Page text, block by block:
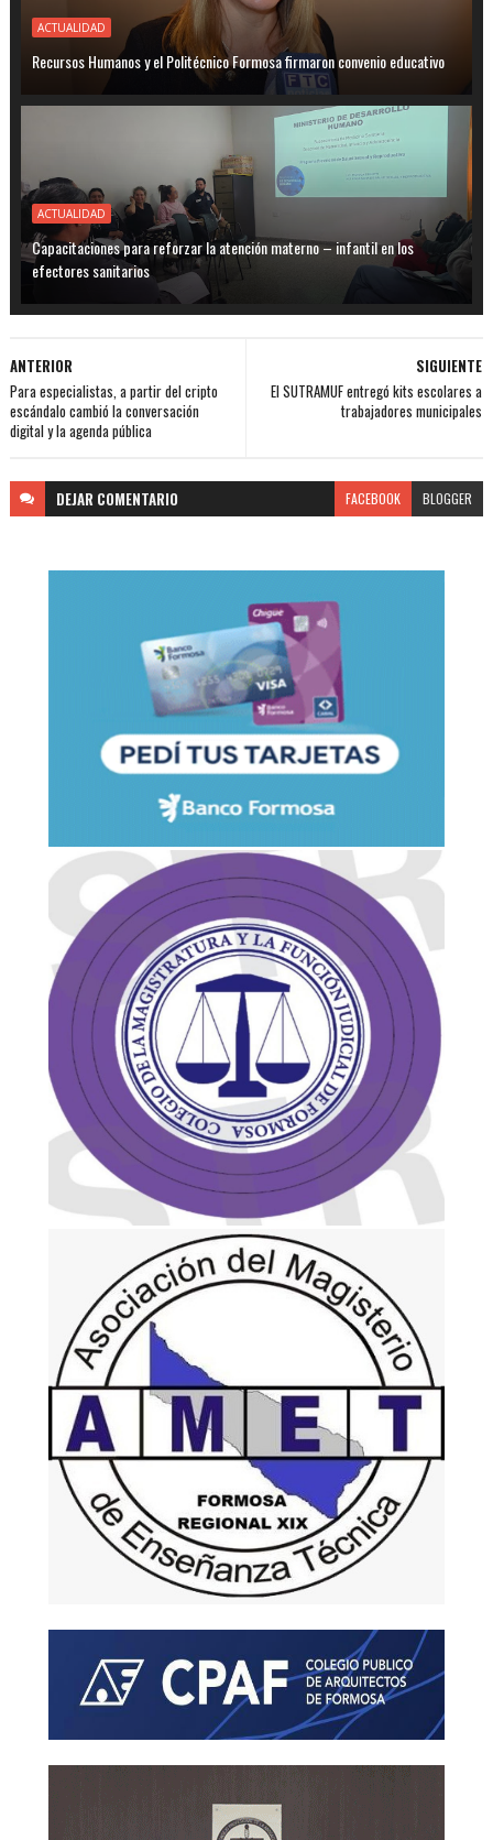
ACTUALIDAD
Recursos Humanos y el Politécnico Formosa firmaron convenio educativo
ACTUALIDAD
Capacitaciones para reforzar la atención materno – infantil en los
efectores sanitarios
SIGUIENTE
El SUTRAMUF entregó kits escolares a
trabajadores municipales
ANTERIOR
Para especialistas, a partir del cripto
escándalo cambió la conversación
digital y la agenda pública
DEJAR COMENTARIO FACEBOOK BLOGGER